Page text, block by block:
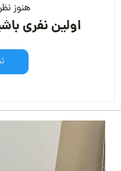
هنوز
اولین نفری